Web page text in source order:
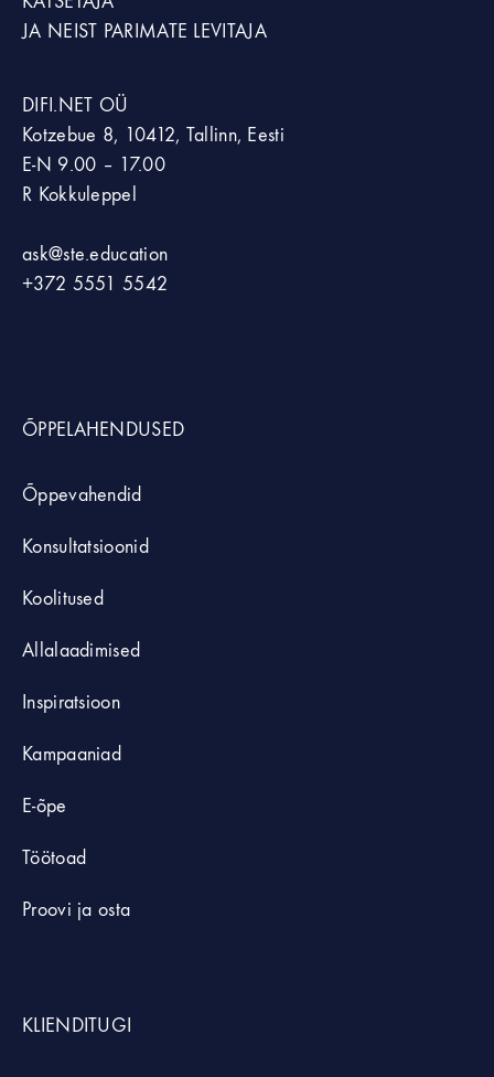
JA NEIST PARIMATE LEVITAJA
DIFI.NET OÜ
Kotzebue 8, 10412, Tallinn, Eesti
E-N 9.00 – 17.00
R Kokkuleppel
ask@ste.education
+372 5551 5542
ÕPPELAHENDUSED
Õppevahendid
Konsultatsioonid
Koolitused
Allalaadimised
Inspiratsioon
Kampaaniad
E-õpe
Töötoad
Proovi ja osta
KLIENDITUGI